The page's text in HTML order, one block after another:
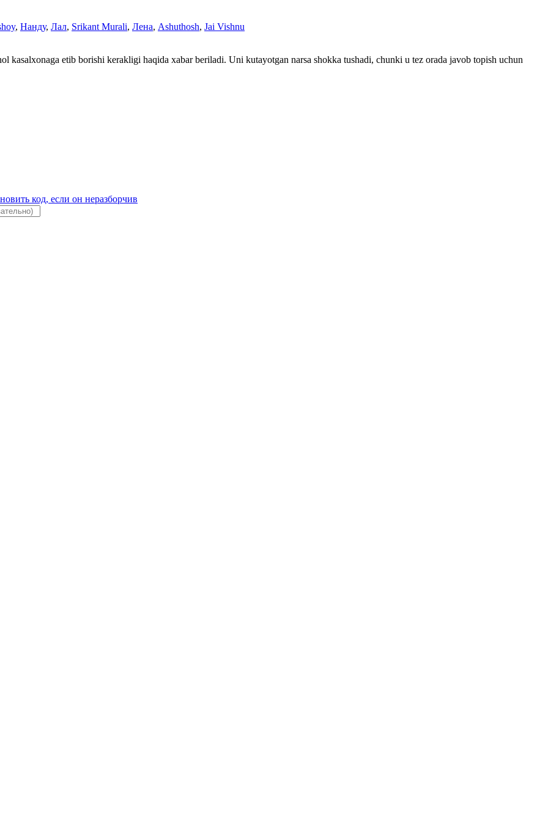
, Нанду, Лал, Srikant Murali, Лена, Ashuthosh, Jai Vishnu
etib borishi kerakligi haqida xabar beriladi. Uni kutayotgan narsa shokka tushadi, chunki u tez orada javob topish uchun